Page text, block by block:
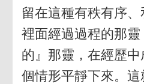
留在這種有秩有序
裡面經過過程的那
的』那靈，在經歷
個情形平靜下來。這